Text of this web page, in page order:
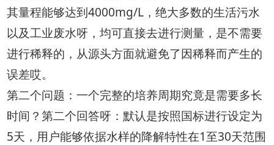
其量程能够达到4000mg/L，绝大多数的生活污水
以及工业废水呀，均可直接去进行测量，是不需要
进行稀释的，从源头方面就避免了因稀释而产生的
误差哎。
第二个问题：一个完整的培养周期究竟是需要多长
时间？第二个回答呀：默认是按照国标进行设定为
5天，用户能够依据水样的降解特性在1至30天范围